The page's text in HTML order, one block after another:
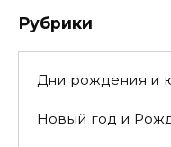
Рубрики
Дни рождения и
Новый год и